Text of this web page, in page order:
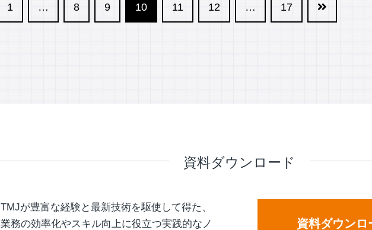
1 … 8 9 10 11 12 … 17
資料ダウンロード
TMJが豊富な経験と最新技術を駆使して得た、
業務の効率化やスキル向上に役立つ実践的なノ
資料ダウンロ